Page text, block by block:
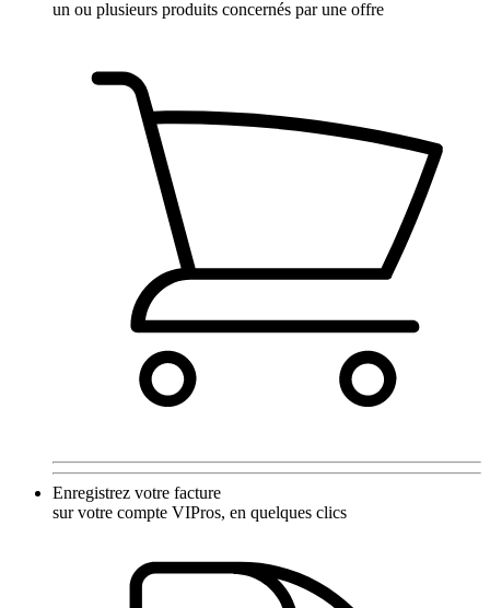
un ou plusieurs produits concernés par une offre
Enregistrez votre facture
sur votre compte VIPros, en quelques clics